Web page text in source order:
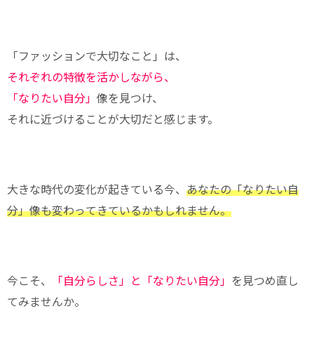
「ファッションで大切なこと」は、
それぞれの特徴を活かしながら、
「なりたい自分」 像を見つけ、
それに近づけることが大切だと感じます。
大きな時代の変化が起きている今、 あなたの「なりたい自
分」像も変わってきているかもしれません。
今こそ、 「自分らしさ」と「なりたい自分」
を見つめ直し
てみませんか。